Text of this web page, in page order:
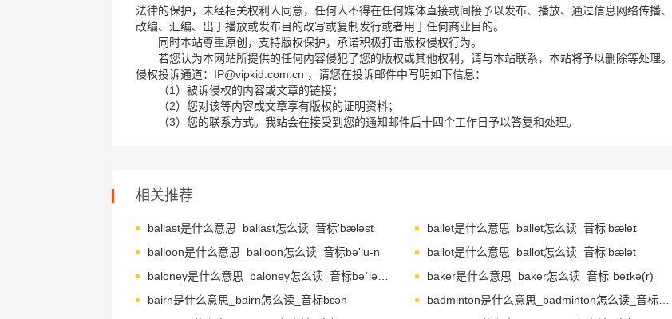
法律的保护，未经相关权利人同意，任何人不得在任何媒体直接或间接予以发布、播放、通过信息网络传播、
改编、汇编、出于播放或发布目的改写或复制发行或者用于任何商业目的。
同时本站尊重原创，支持版权保护，承诺积极打击版权侵权行为。
若您认为本网站所提供的任何内容侵犯了您的版权或其他权利，请与本站联系，本站将予以删除等处理。
侵权投诉通道：IP@vipkid.com.cn ，请您在投诉邮件中写明如下信息：
（1）被诉侵权的内容或文章的链接；
（2）您对该等内容或文章享有版权的证明资料；
（3）您的联系方式。我站会在接受到您的通知邮件后十四个工作日予以答复和处理。
相关推荐
ballast是什么意思_ballast怎么读_音标'bæləst
ballet是什么意思_ballet怎么读_音标'bæleɪ
balloon是什么意思_balloon怎么读_音标bə'lu-n
ballot是什么意思_ballot怎么读_音标'bælət
baloney是什么意思_baloney怎么读_音标bəˈləʊnɪ
baker是什么意思_baker怎么读_音标ˈbeɪkə(r)
bairn是什么意思_bairn怎么读_音标bɛən
badminton是什么意思_badminton怎么读_音标'bædmɪntən